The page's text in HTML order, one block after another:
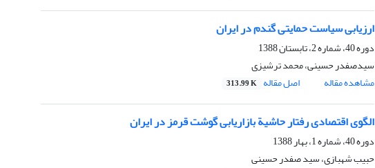
ارزیابی سیاست حمایتی گندم در ایران
دوره 40، شماره 2، تابستان 1388
سیدصفدر حسینی، محمد ترشیزی
مشاهده مقاله
اصل مقاله 313.99 K
الگوی اقتصادی رفتار حاشیة بازاریابی گوشت قرمز در ایران
دوره 40، شماره 1، بهار 1388
حبیب شهبازی، سید صفدر حسینی